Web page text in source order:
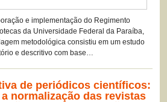
e implementação do Regimento
da Universidade Federal da Paraíba,
metodológica consistiu em um estudo
e descritivo com base…
de periódicos científicos:
normalização das revistas